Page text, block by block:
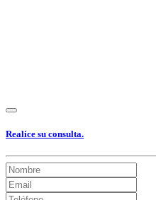
Realice su consulta.